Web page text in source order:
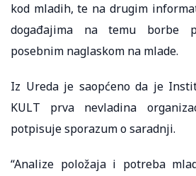
kod mladih, te na drugim
događajima na temu borbe
posebnim naglaskom na mlade.
Iz Ureda je saopćeno da je
KULT prva nevladina
potpisuje sporazum o saradnji.
“Analize položaja i potreba